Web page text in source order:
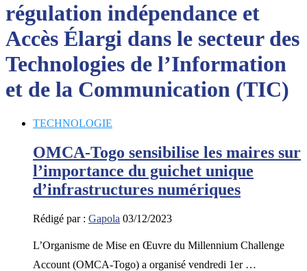
régulation indépendance et
Accès Élargi dans le secteur des
Technologies de l’Information
et de la Communication (TIC)
TECHNOLOGIE
OMCA-Togo sensibilise les maires sur
l’importance du guichet unique
d’infrastructures numériques
Rédigé par : Gapola 03/12/2023
L’Organisme de Mise en Œuvre du Millennium Challenge
Account (OMCA-Togo) a organisé vendredi 1er …